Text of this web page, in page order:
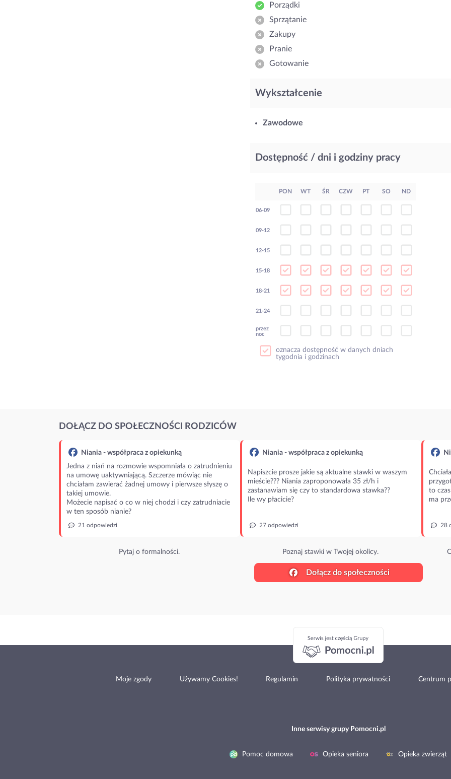
Porządki
Sprzątanie
Zakupy
Pranie
Gotowanie
Wykształcenie
Zawodowe
Dostępność / dni i godziny pracy
PON WT ŚR CZW PT SO ND
06-09
09-12
12-15
15-18
18-21
21-24
przez
noc
oznacza dostępność w danych dniach
tygodnia i godzinach
DOŁĄCZ DO SPOŁECZNOŚCI RODZICÓW
Niania - współpraca z opiekunką
Jedna z niań na rozmowie wspomniała o zatrudnieniu
na umowę uaktywniającą. Szczerze mówiąc nie
chciałam zawierać żadnej umowy i pierwsze słyszę o
takiej umowie.
Możecie napisać o co w niej chodzi i czy zatrudniacie
w ten sposób nianie?
21 odpowiedzi
Pytaj o formalności.
Niania - współpraca z opiekunką
Napiszcie prosze jakie są aktualne stawki w waszym
mieście??? Niania zaproponowała 35 zł/h i
zastanawiam się czy to standardowa stawka??
Ile wy płacicie?
27 odpowiedzi
Poznaj stawki w Twojej okolicy.
to
ma
28
Dołącz do społeczności
Moje zgody Używamy Cookies! Regulamin Polityka prywatności Centrum
Inne serwisy grupy Pomocni.pl
Pomoc domowa Opieka seniora Opieka zwierząt